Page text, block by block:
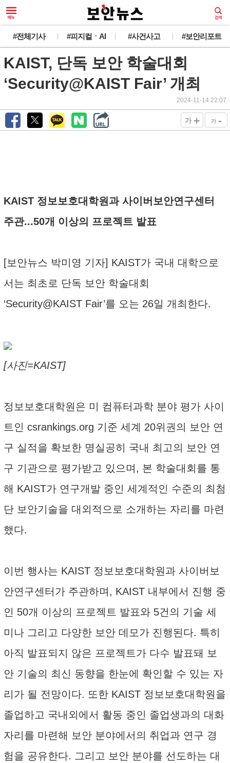
#전체기사 #피지컬ㆍAI #사건사고 #보안리포트
KAIST, 단독 보안 학술대회
‘Security@KAIST Fair’ 개최
2024-11-14 22:07
가 + 가 -
KAIST 정보보호대학원과 사이버보안연구센터
주관...50개 이상의 프로젝트 발표
[보안뉴스 박미영 기자] KAIST가 국내 대학으로
서는 최초로 단독 보안 학술대회
‘Security@KAIST Fair’를 오는 26일 개최한다.
[사진=KAIST]
정보보호대학원은 미 컴퓨터과학 분야 평가 사이
트인 csrankings.org 기준 세계 20위권의 보안 연
구 실적을 확보한 명실공히 국내 최고의 보안 연
구 기관으로 평가받고 있으며, 본 학술대회를 통
해 KAIST가 연구개발 중인 세계적인 수준의 최첨
단 보안기술을 대외적으로 소개하는 자리를 마련
했다.
이번 행사는 KAIST 정보보호대학원과 사이버보
안연구센터가 주관하며, KAIST 내부에서 진행 중
인 50개 이상의 프로젝트 발표와 5건의 기술 세
미나 그리고 다양한 보안 데모가 진행된다. 특히
아직 발표되지 않은 프로젝트가 다수 발표돼 보
안 기술의 최신 동향을 한눈에 확인할 수 있는 자
리가 될 전망이다. 또한 KAIST 정보보호대학원을
졸업하고 국내외에서 활동 중인 졸업생과의 대화
자리를 마련해 보안 분야에서의 취업과 연구 경
험을 공유한다. 그리고 보안 분야를 선도하는 대